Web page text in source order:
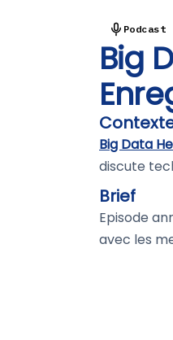
Podcast
Big
Big Data
discute
Brief
Episode
avec les